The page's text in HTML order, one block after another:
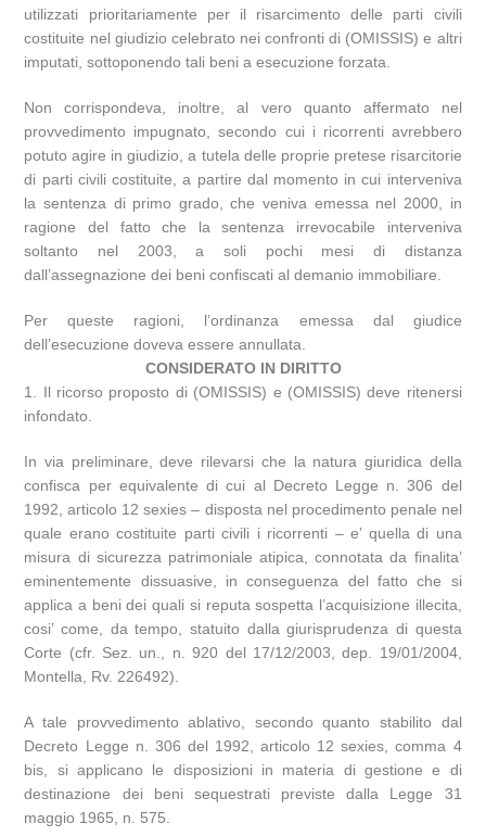
utilizzati prioritariamente per il risarcimento delle parti civili
costituite nel giudizio celebrato nei confronti di (OMISSIS) e altri
imputati, sottoponendo tali beni a esecuzione forzata.
Non corrispondeva, inoltre, al vero quanto affermato nel
provvedimento impugnato, secondo cui i ricorrenti avrebbero
potuto agire in giudizio, a tutela delle proprie pretese risarcitorie
di parti civili costituite, a partire dal momento in cui interveniva
la sentenza di primo grado, che veniva emessa nel 2000, in
ragione del fatto che la sentenza irrevocabile interveniva
soltanto nel 2003, a soli pochi mesi di distanza
dall’assegnazione dei beni confiscati al demanio immobiliare.
Per queste ragioni, l’ordinanza emessa dal giudice
dell’esecuzione doveva essere annullata.
CONSIDERATO IN DIRITTO
1. Il ricorso proposto di (OMISSIS) e (OMISSIS) deve ritenersi
infondato.
In via preliminare, deve rilevarsi che la natura giuridica della
confisca per equivalente di cui al Decreto Legge n. 306 del
1992, articolo 12 sexies – disposta nel procedimento penale nel
quale erano costituite parti civili i ricorrenti – e’ quella di una
misura di sicurezza patrimoniale atipica, connotata da finalita’
eminentemente dissuasive, in conseguenza del fatto che si
applica a beni dei quali si reputa sospetta l’acquisizione illecita,
cosi’ come, da tempo, statuito dalla giurisprudenza di questa
Corte (cfr. Sez. un., n. 920 del 17/12/2003, dep. 19/01/2004,
Montella, Rv. 226492).
A tale provvedimento ablativo, secondo quanto stabilito dal
Decreto Legge n. 306 del 1992, articolo 12 sexies, comma 4
bis, si applicano le disposizioni in materia di gestione e di
destinazione dei beni sequestrati previste dalla Legge 31
maggio 1965, n. 575.